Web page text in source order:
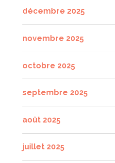
décembre 2025
novembre 2025
octobre 2025
septembre 2025
août 2025
juillet 2025